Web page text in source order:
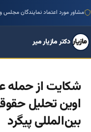
منتور بیش از ۱۰۰۰ کسب‌وکار ایرانی
دکتر مازیار میر
شکایت از حمله
اوین تحلیل
بین‌المللی پیگرد